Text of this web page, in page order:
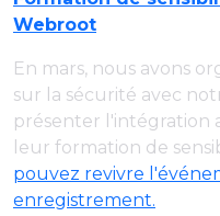
Webroot
En mars, nous avons
sur la sécurité avec
présenter l'intégration
leur formation de
pouvez revivre
enregistrement.